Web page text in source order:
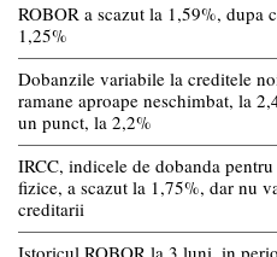
ROBOR a scazut la 1,59%, dupa
1,25%
Dobanzile variabile la creditele
ramane aproape neschimbat, la
un punct, la 2,2%
IRCC, indicele de dobanda
fizice, a scazut la 1,75%, dar nu
creditarii
Istoricul ROBOR la 3 luni, in